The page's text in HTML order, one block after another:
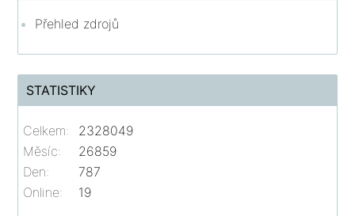
Přehled zdrojů
STATISTIKY
Online: 19
Celkem:
2328049
Měsíc:
26859
Den:
787